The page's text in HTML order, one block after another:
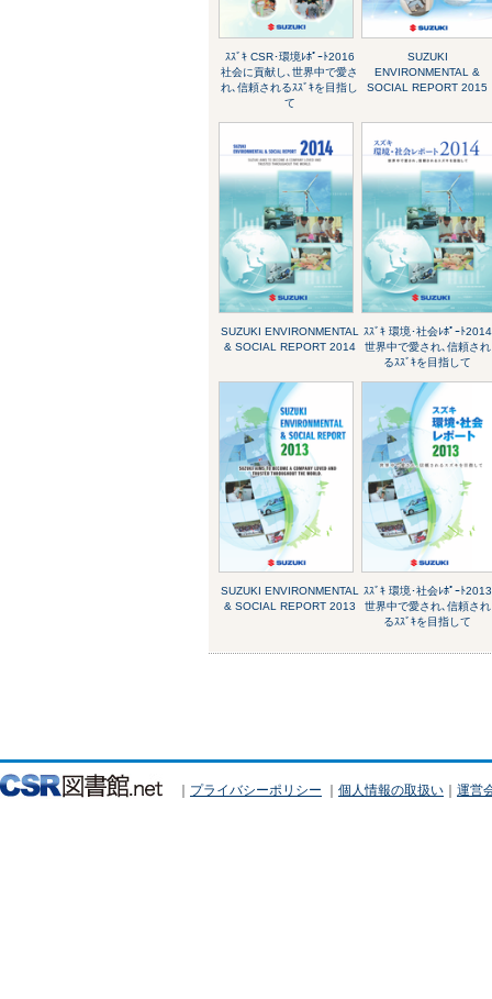
ｽｽﾞｷ CSR･環境ﾚﾎﾟｰﾄ2016
社会に貢献し､世界中で愛さ
れ､信頼されるｽｽﾞｷを目指し
て
SUZUKI
ENVIRONMENTAL &
SOCIAL REPORT 2015
SUZUKI ENVIRONMENTAL
& SOCIAL REPORT 2014
ｽｽﾞｷ 環境･社会ﾚﾎﾟｰﾄ2014
世界中で愛され､信頼され
るｽｽﾞｷを目指して
SUZUKI ENVIRONMENTAL
& SOCIAL REPORT 2013
ｽｽﾞｷ 環境･社会ﾚﾎﾟｰﾄ2013
世界中で愛され､信頼され
るｽｽﾞｷを目指して
｜ プライバシーポリシー ｜ 個人情報の取扱い ｜ 運営